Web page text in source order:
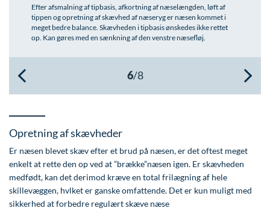
Øre-næse-hals
Efter afsmalning af tipbasis, afkortning af næselængden, løft af
tippen og opretning af skævhed af næseryg er næsen kommet i
meget bedre balance. Skævheden i tipbasis ønskedes ikke rettet
op. Kan gøres med en sænkning af den venstre næsefløj.
Opretning af skævheder
Er næsen blevet skæv efter et brud på næsen, er det oftest meget
enkelt at rette den op ved at ”brække”næsen igen. Er skævheden
medfødt, kan det derimod kræve en total frilægning af hele
skillevæggen, hvlket er ganske omfattende. Det er kun muligt med
sikkerhed at forbedre regulært skæve næse